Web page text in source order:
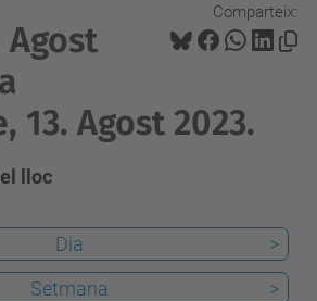
Comparteix:
Agost
13. Agost 2023.
lloc
Dia
>
Setmana
>